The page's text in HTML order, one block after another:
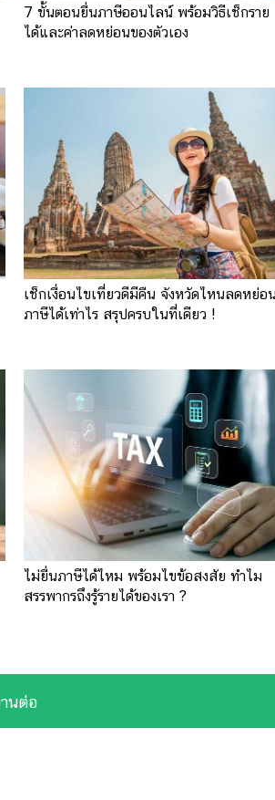
7 ขั้นตอนยื่นภาษีออนไลน์ พร้อมวิธีเช็กราย
ได้และค่าลดหย่อนของตัวเอง
เช็กเงื่อนไขเที่ยวดีมีคืน จังหวัดไหนลดหย่อน
ภาษีได้เท่าไร สรุปครบในที่เดียว !
ไม่ยื่นภาษีได้ไหม พร้อมไขข้อสงสัย ทำไม
สรรพากรถึงรู้รายได้ของเรา ?
นต่อ